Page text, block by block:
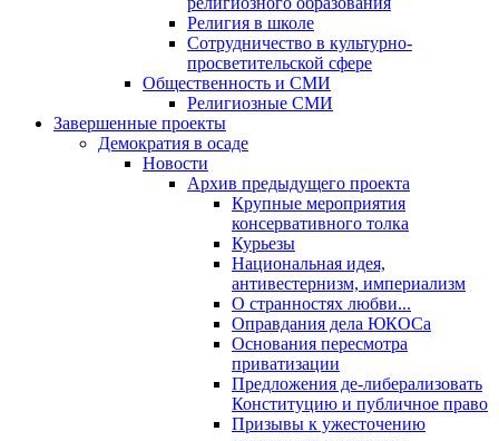
Религия в школе
Сотрудничество в культурно-
просветительской сфере
Общественность и СМИ
Религиозные СМИ
Завершенные проекты
Демократия в осаде
Новости
Архив предыдущего проекта
Крупные мероприятия
консервативного толка
Курьезы
Национальная идея,
антивестернизм, империализм
О странностях любви...
Оправдания дела ЮКОСа
Основания пересмотра
приватизации
Предложения де-либерализовать
Конституцию и публичное право
Призывы к ужесточению